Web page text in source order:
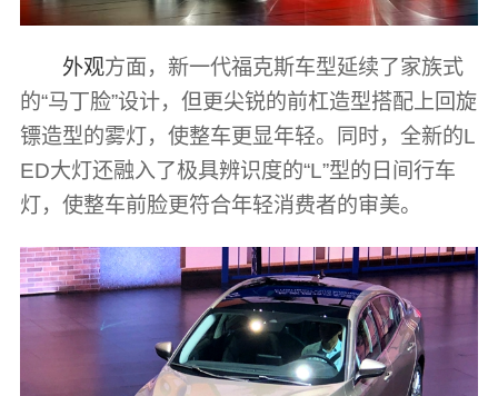
外观方面，新一代福克斯车型延续了家族式
的“马丁脸”设计，但更尖锐的前杠造型搭配上回旋
镖造型的雾灯，使整车更显年轻。同时，全新的L
ED大灯还融入了极具辨识度的“L”型的日间行车
灯，使整车前脸更符合年轻消费者的审美。